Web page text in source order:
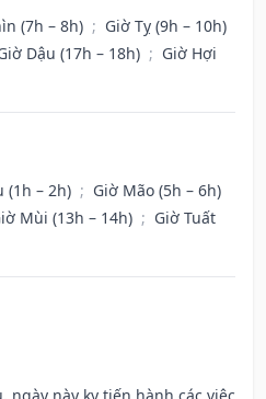
(7h – 8h) ; Giờ Tỵ (9h – 10h)
Dậu (17h – 18h) ; Giờ Hợi
(1h – 2h) ; Giờ Mão (5h – 6h)
Mùi (13h – 14h) ; Giờ Tuất